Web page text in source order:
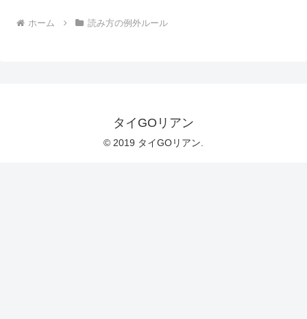
ホーム 読み方の例外ルール
タイGOリアン
© 2019 タイGOリアン.